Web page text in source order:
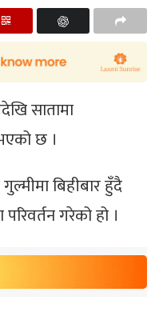
सातामा
छ ।
बिहीबार हुँदै
गरेको हो ।